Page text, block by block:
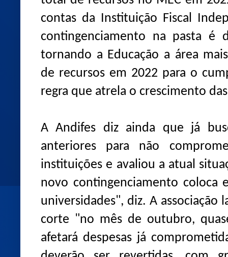
contas da Instituição Fiscal
contingenciamento na pasta é
tornando a Educação a área
de recursos em 2022 para o
regra que atrela o crescimento
A Andifes diz ainda que já
anteriores para não
instituições e avaliou a atual
novo contingenciamento coloca
universidades", diz. A associação
corte "no mês de outubro,
afetará despesas já